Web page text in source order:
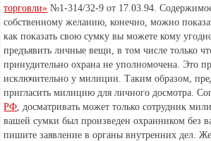
торговли» №1-314/32-9 от 17.03.94.
собственному желанию, конечно, можно
как показать свою сумку вы можете кому
предъявить личные вещи, в том числе только
принудительно охрана не уполномочена. Это
исключительно у милиции. Таким образом,
пригласить милицию для личного досмотра.
РФ, досматривать может только сотрудник
вашей сумки был произведен охранником без
пишите заявление в органы внутренних дел.